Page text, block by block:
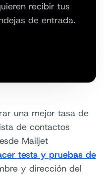
recibir tus
de entrada.
una mejor tasa de
de contactos
Mailjet
tests y pruebas de
y dirección del